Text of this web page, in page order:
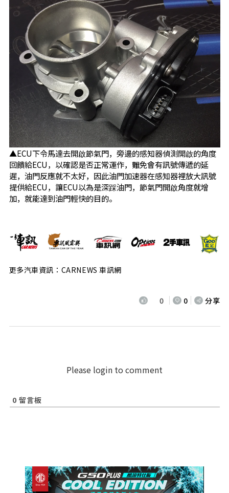
▲ECU下令馬達去開啟節氣門，旁邊的感知器偵測開啟的角度
回饋給ECU，以確認是否正常運作，難免會有訊號傳遞的延
遲，油門反應就不太好，因此油門加速器在感知器裡放大訊號
提供給ECU，讓ECU以為是深踩油門，節氣門開啟角度就增
加，就能達到油門輕快的目的。
更多汽車資訊：CARNEWS 車訊網
0 0 分享
Please login to comment
0 留言板